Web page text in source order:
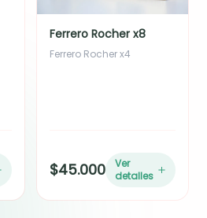
Ferrero Rocher x8
Ferrero Rocher x4
$45.000
Ver
detalles